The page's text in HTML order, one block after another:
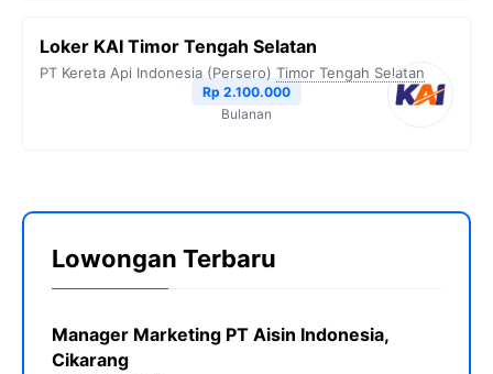
Loker KAI Timor Tengah Selatan
PT Kereta Api Indonesia (Persero) Timor Tengah Selatan
Rp 2.100.000
Bulanan
Lowongan Terbaru
Manager Marketing PT Aisin Indonesia,
Cikarang